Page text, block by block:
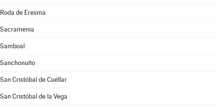
Roda de Eresma
Sacramenia
Samboal
Sanchonuño
San Cristóbal de Cuéllar
San Cristóbal de la Vega